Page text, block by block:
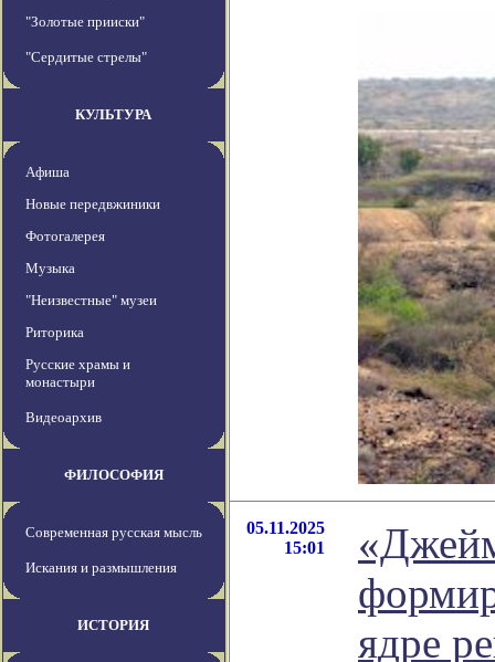
"Золотые прииски"
"Сердитые стрелы"
КУЛЬТУРА
Афиша
Новые передвжиники
Фотогалерея
Музыка
"Неизвестные" музеи
Риторика
Русские храмы и
монастыри
Видеоархив
ФИЛОСОФИЯ
Современная русская мысль
Искания и размышления
ИСТОРИЯ
05.11.2025
15:01
ядре